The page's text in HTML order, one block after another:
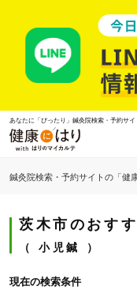
あなたに「ぴったり」鍼灸院検索・予約サイ
鍼灸院検索・予約サイトの「健
茨木市のおす
小児鍼
現在の検索条件